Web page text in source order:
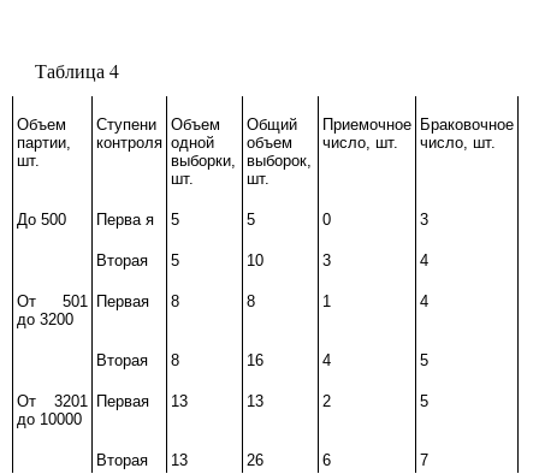
Таблица 4
Объем
партии,
шт.
Ступени
контроля
Объем
одной
выборки,
шт.
Общий
объем
выборок,
шт.
Приемочное
число, шт.
Браковочное
число, шт.
До 500 Первая 5 5 0 3
Вторая 5 10 3 4
От 501
до 3200
Первая 8 8 1 4
Вторая 8 16 4 5
От 3201
до 10000
Первая 13 13 2 5
Вторая 13 26 6 7